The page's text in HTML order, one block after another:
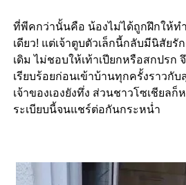
ที่พีคกว่านั้นคือ น้องไม่ได้ถูกฝึกให้ท
เดียว! แต่เจ้าตูบตัวเล็กนี้กลับมีนิสัย
เดิม ไม่ชอบให้เท้าเปียกหรือสกปรก
เรียบร้อยก่อนเข้าบ้านทุกครั้งราวกั
เจ้าของเองยังทึ่ง ส่วนชาวโซเชียล
ระเบียบนี้จนแชร์ต่อกันกระหน่ำ